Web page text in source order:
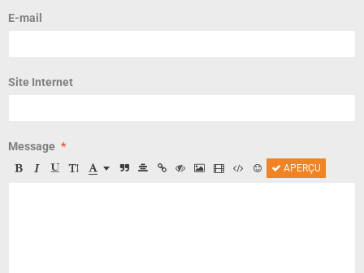
E-mail
Site Internet
Message
APERÇU